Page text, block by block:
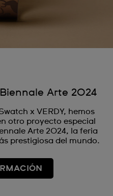
Arte 2024
x VERDY, hemos
otro proyecto especial
Arte 2024, la feria
prestigiosa del mundo.